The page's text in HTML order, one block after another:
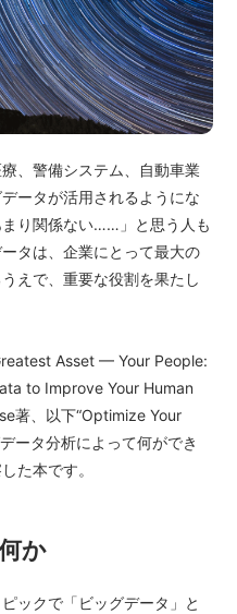
、警備システム、自動車業
ータが活用されるようにな
り関係ない……」と思う人も
タは、企業にとって最大の
えで、重要な役割を果たし
Asset — Your People:
to Improve Your Human
著、以下“Optimize Your
ータ分析によって何ができ
た本です。
か
ックで「ビッグデータ」と